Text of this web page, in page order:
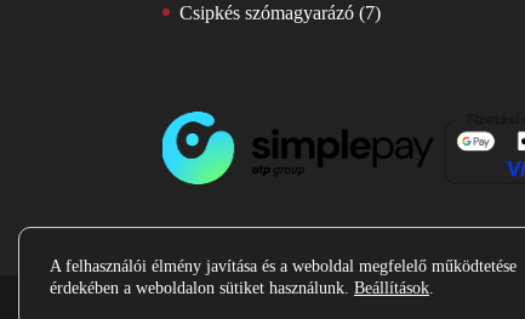
Csipkés szómagyarázó (7)
A felhasználói élmény javítása és a weboldal megfelelő működtetése
érdekében a weboldalon sütiket használunk. Beállítások.